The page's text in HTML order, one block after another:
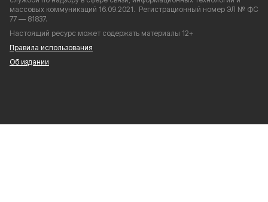
массовых коммуникаций 16.09.2021. Регистрационный номер ЭЛ № ФС
77 — 81837.
Настоящий ресурс может содержать материалы 12+
Правила использования
Об издании